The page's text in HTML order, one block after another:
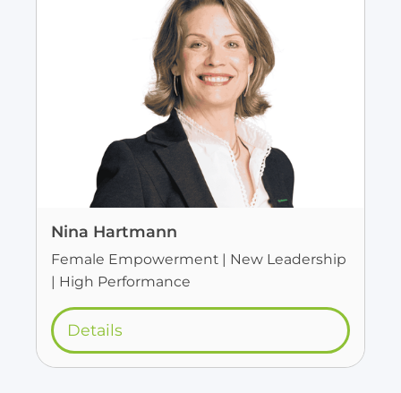
Nina Hartmann
Female Empowerment | New Leadership
| High Performance
Details